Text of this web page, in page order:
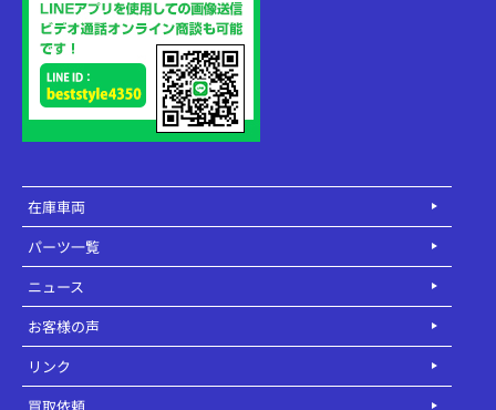
在庫車両
パーツ一覧
ニュース
お客様の声
リンク
買取依頼